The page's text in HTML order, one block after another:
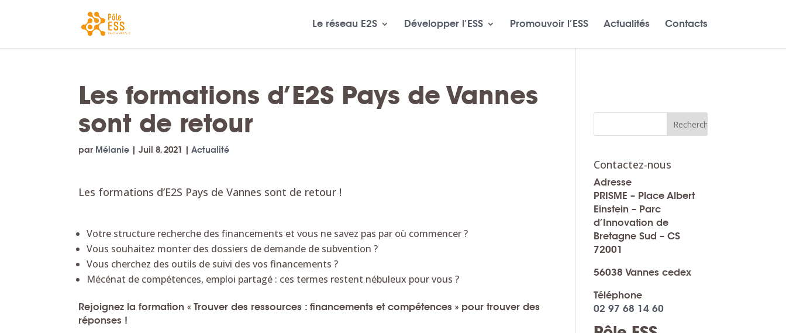
Le réseau E2S Développer l’ESS Promouvoir l’ESS Actualités Contacts
Les formations d’E2S Pays de Vannes
sont de retour
par Mélanie |Juil 8, 2021 |Actualité
Les formations d’E2S Pays de Vannes sont de retour !
Votre structure recherche des financements et vous ne savez pas par où commencer ?
Vous souhaitez monter des dossiers de demande de subvention ?
Vous cherchez des outils de suivi des vos financements ?
Mécénat de compétences, emploi partagé : ces termes restent nébuleux pour vous ?
Rejoignez la formation « Trouver des ressources : financements et compétences » pour trouver des
réponses !
Contactez-nous
Adresse
PRISME – Place Albert
Einstein – Parc
d’Innovation de
Bretagne Sud – CS
72001
56038 Vannes cedex
Téléphone
02 97 68 14 60